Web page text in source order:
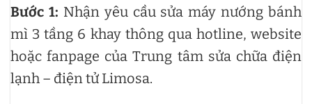
Bước 1: Nhận yêu cầu sửa máy nướng bánh
mì 3 tầng 6 khay thông qua hotline, website
hoặc fanpage của Trung tâm sửa chữa điện
lạnh – điện tử Limosa.